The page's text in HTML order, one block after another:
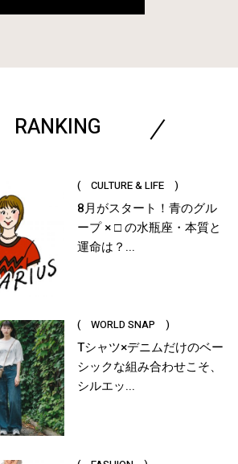
RANKING
( CULTURE & LIFE )
8月がスタート！青のグル
ープ × □ の水瓶座・本質と
運命は？...
( WORLD SNAP )
Tシャツ×デニムだけのベー
シックな組み合わせこそ、
シルエッ...